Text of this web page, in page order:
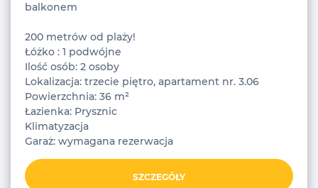
balkonem
200 metrów od plaży!
Łóżko : 1 podwójne
Ilość osób: 2 osoby
Lokalizacja: trzecie piętro, apartament nr. 3.06
Powierzchnia: 36 m²
Łazienka: Prysznic
Klimatyzacja
Garaż: wymagana rezerwacja
SZCZEGÓŁY